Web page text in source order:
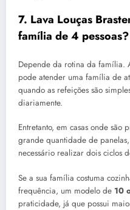
7. Lava Louças
família de 4 pessoas?
Depende da rotina da família.
pode atender uma família de
quando as refeições são
diariamente.
Entretanto, em casas onde são
grande quantidade de
necessário realizar dois ciclos
Se a sua família costuma
frequência, um modelo de 10
praticidade, já que possui